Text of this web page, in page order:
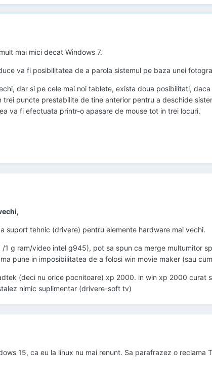
mai mici decat Windows 7.
va fi posibilitatea de a parola sistemul pe baza unei
dar si pe cele mai noi tablete, exista doua posibilitati,
puncte prestabilite de tine anterior pentru a deschide
va fi efectuata printr-o apasare de mouse tot in trei locuri.
suport tehnic (drivere) pentru elemente hardware mai vechi.
g ram/video intel g945), pot sa spun ca merge multumitor
pune in imposibilitatea de a folosi win movie maker (sau
(deci nu orice pocnitoare) xp 2000. in win xp 2000 curat
nimic suplimentar (drivere-soft tv)
15, ca eu la linux nu mai renunt. Sa parafrazez o reclama